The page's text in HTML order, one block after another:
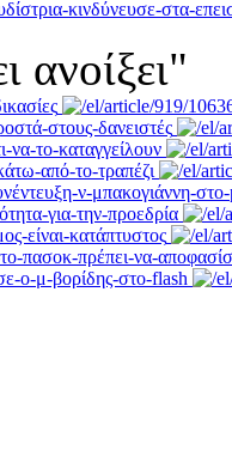
ανοίξει"